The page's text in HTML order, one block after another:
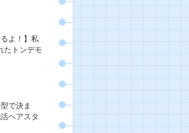
よ！】私
たトンデモ
で決ま
ヘアスタ